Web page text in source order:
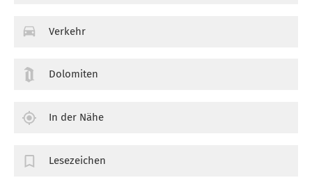
Verkehr
Dolomiten
In der Nähe
Lesezeichen